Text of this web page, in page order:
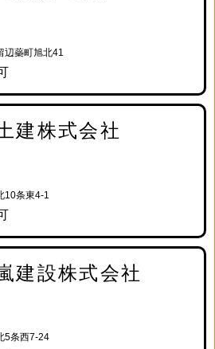
辺蘂町旭北41
建株式会社
10条東4-1
建設株式会社
5条西7-24